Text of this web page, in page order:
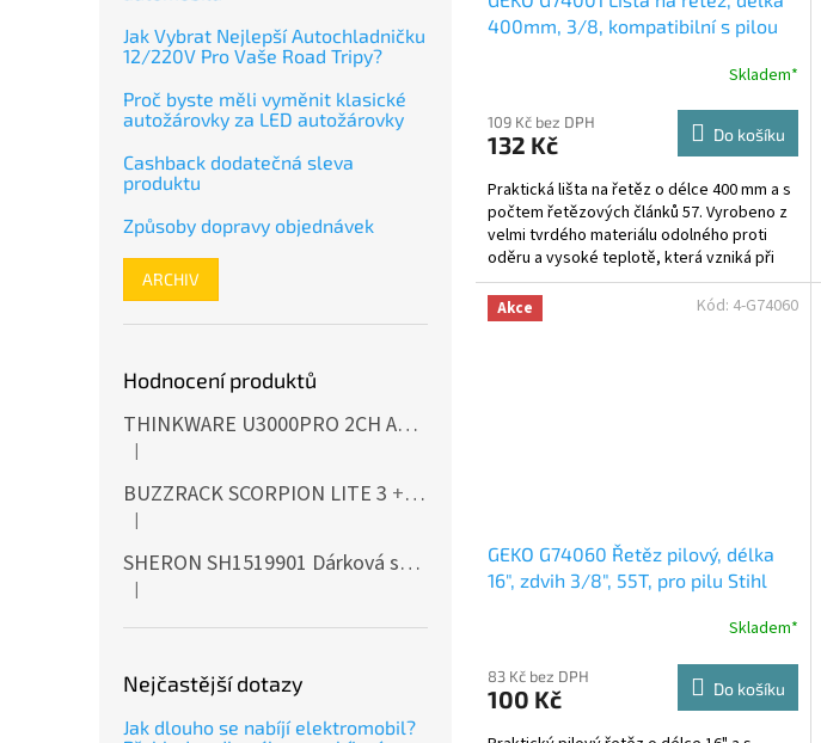
Jak Vybrat Nejlepší Autochladničku
12/220V Pro Vaše Road Tripy?
Proč byste měli vyměnit klasické
autožárovky za LED autožárovky
Cashback dodatečná sleva
produktu
Způsoby dopravy objednávek
ARCHIV
Hodnocení produktů
THINKWARE U3000PRO 2CH Autokamera 4K+2K, HDR, WiFi, GPS, BT, mikrovlnné senzory
Hodnocení produktu je 5 z 5 hvězdiček.
|
BUZZRACK SCORPION LITE 3 + Cashback 500 Kč jako dodatečná sleva za platbu předem
Hodnocení produktu je 5 z 5 hvězdiček.
|
SHERON SH1519901 Dárková sada EXTERIÉR
Hodnocení produktu je 5 z 5 hvězdiček.
|
Nejčastější dotazy
Jak dlouho se nabíjí elektromobil?
400mm, 3/8, kompatibilní s pilou
Skladem*
109 Kč bez DPH
132 Kč Do košíku
Praktická lišta na řetěz o délce 400 mm a s
počtem řetězových článků 57. Vyrobeno z
velmi tvrdého materiálu odolného proti
oděru a vysoké teplotě, která vzniká při
práci s...
Akce
GEKO G74060 Řetěz pilový, délka
16", zdvih 3/8", 55T, pro pilu Stihl
Skladem*
83 Kč bez DPH
100 Kč Do košíku
Kód: 4-G74060